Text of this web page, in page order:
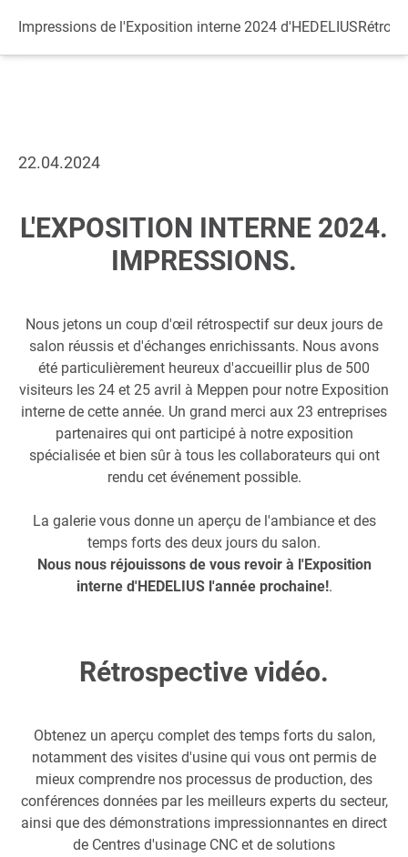
Impressions de l'Exposition interne 2024 d'HEDELIUS
22.04.2024
L'EXPOSITION INTERNE 2024.
IMPRESSIONS.
Nous jetons un coup d'œil rétrospectif sur deux jours de
salon réussis et d'échanges enrichissants. Nous avons
été particulièrement heureux d'accueillir plus de 500
visiteurs les 24 et 25 avril à Meppen pour notre Exposition
interne de cette année. Un grand merci aux 23 entreprises
partenaires qui ont participé à notre exposition
spécialisée et bien sûr à tous les collaborateurs qui ont
rendu cet événement possible.
La galerie vous donne un aperçu de l'ambiance et des
temps forts des deux jours du salon.
Nous nous réjouissons de vous revoir à l'Exposition
interne d'HEDELIUS l'année prochaine!.
Rétrospective vidéo.
Obtenez un aperçu complet des temps forts du salon,
notamment des visites d'usine qui vous ont permis de
mieux comprendre nos processus de production, des
conférences données par les meilleurs experts du secteur,
ainsi que des démonstrations impressionnantes en direct
de Centres d'usinage CNC et de solutions